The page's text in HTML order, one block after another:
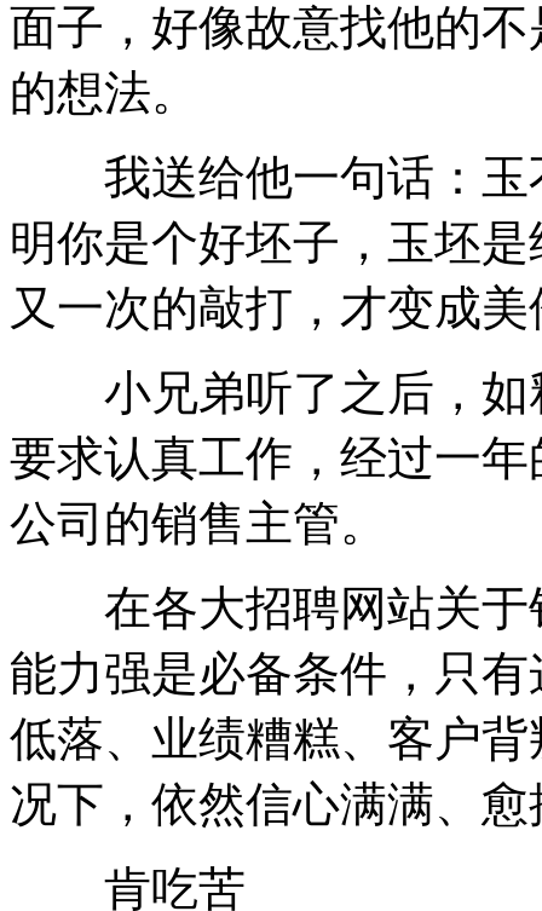
面子，好像故意找他的
的想法。
我送给他一句话：玉
明你是个好坯子，玉坯
又一次的敲打，才变成
小兄弟听了之后，如
要求认真工作，经过一
公司的销售主管。
在各大招聘网站关于
能力强是必备条件，只
低落、业绩糟糕、客户
况下，依然信心满满、
肯吃苦